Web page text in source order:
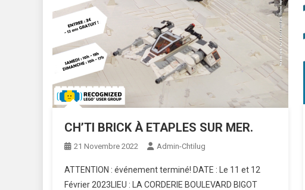
CH’TI BRICK À ETAPLES SUR MER.
21 Novembre 2022 Admin-Chtilug
ATTENTION : événement terminé! DATE : Le 11 et 12
Février 2023LIEU : LA CORDERIE BOULEVARD BIGOT